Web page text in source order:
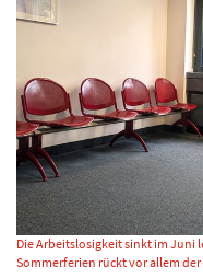
Die Arbeitslosigkeit sinkt im Juni
Sommerferien rückt vor allem